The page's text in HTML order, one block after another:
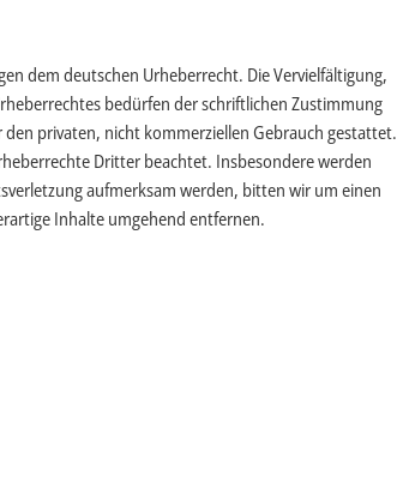
dem deutschen Urheberrecht. Die Vervielfältigung,
bedürfen der schriftlichen Zustimmung
privaten, nicht kommerziellen Gebrauch gestattet.
Dritter beachtet. Insbesondere werden
aufmerksam werden, bitten wir um einen
Inhalte umgehend entfernen.